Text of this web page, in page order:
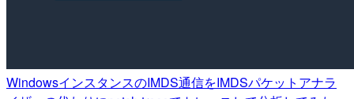
WindowsインスタンスのIMDS通信をIMDSパケットアナラ